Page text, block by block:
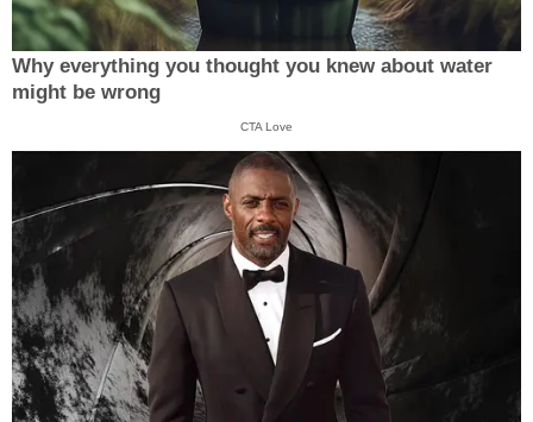
Why everything you thought you knew about water
might be wrong
CTA Love